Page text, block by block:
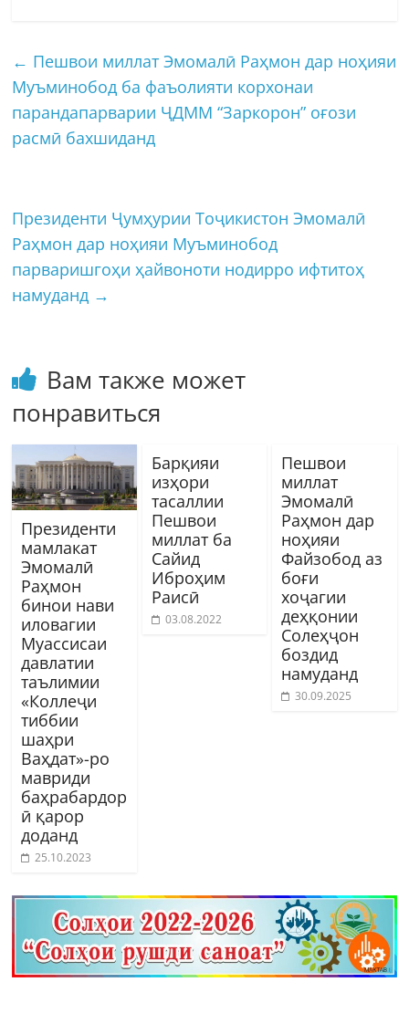
← Пешвои миллат Эмомалӣ Раҳмон дар ноҳияи
Муъминобод ба фаъолияти корхонаи
парандапарварии ҶДММ “Заркорон” оғози
расмӣ бахшиданд
Президенти Ҷумҳурии Тоҷикистон Эмомалӣ
Раҳмон дар ноҳияи Муъминобод
парваришгоҳи ҳайвоноти нодирро ифтитоҳ
намуданд →
Вам также может
понравиться
Президенти
мамлакат
Эмомалӣ
Раҳмон
бинои нави
иловагии
Муассисаи
давлатии
таълимии
«Коллеҷи
тиббии
шаҳри
Ваҳдат»-ро
мавриди
баҳрабардор
ӣ қарор
доданд
25.10.2023
Барқияи
изҳори
тасаллии
Пешвои
миллат ба
Сайид
Иброҳим
Раисӣ
03.08.2022
Пешвои
миллат
Эмомалӣ
Раҳмон дар
ноҳияи
Файзобод аз
боғи
хоҷагии
деҳқонии
Солеҳҷон
боздид
намуданд
30.09.2025